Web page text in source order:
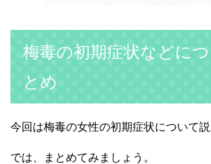
梅毒の初期症状などに
とめ
今回は梅毒の女性の初期症状について説
では、まとめてみましょう。